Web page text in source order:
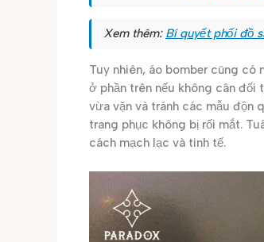
Xem thêm: Bí quyết phối đồ
Tuy nhiên, áo bomber cũng có
ở phần trên nếu không cân đối
vừa vặn và tránh các mẫu độn
trang phục không bị rối mắt.
cách mạch lạc và tinh tế.